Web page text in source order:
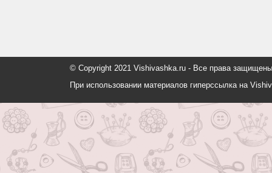
© Copyright 2021 Vishivashka.ru - Все права
При использовании материалов гиперссылка на